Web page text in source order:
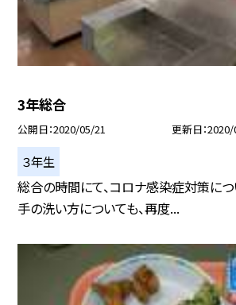
3年総合
公開日 2020/05/21 更新日
３年生
総合の時間にて、コロナ感染症対策につ
手の洗い方についても、再度...